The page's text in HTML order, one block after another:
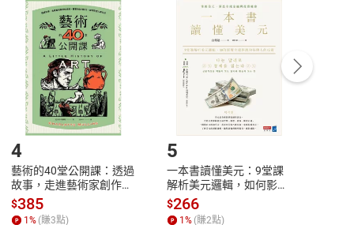
點選「瀏覽訂單明細」 「申請取消訂單/ 退
貨。
付款方式
Payment
完成訂單
Complete
號，下載書籍後看書
4
藝術的40堂公開課：透過
故事，走進藝術家創作現
場，看藝術如何誕生、如
何形塑人類生活【電子
$385
1% (賺3點)
5
一本書讀懂美元：9堂課
解析美元邏輯，如何影響
全球經濟和每個人的投資
【電子書】
$266
1% (賺2點)